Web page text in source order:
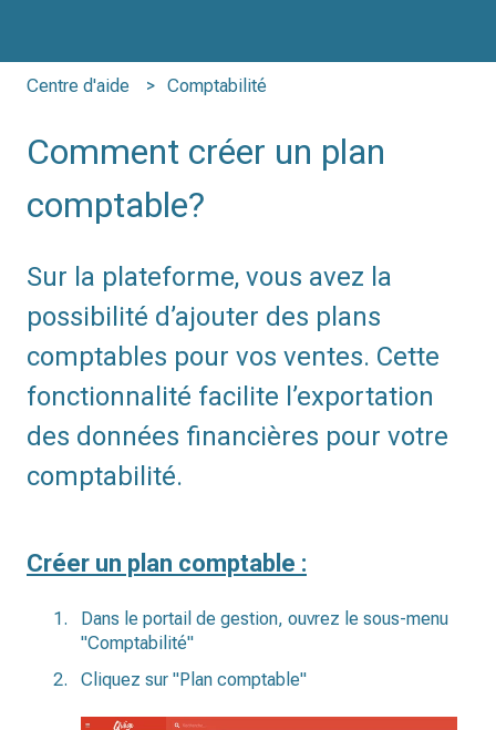
Centre d'aide Comptabilité
Comment créer un plan
comptable?
Sur la plateforme, vous avez la
possibilité d’ajouter des plans
comptables pour vos ventes. Cette
fonctionnalité facilite l’exportation
des données financières pour votre
comptabilité.
Créer un plan comptable :
Dans le portail de gestion, ouvrez le sous-menu
"Comptabilité"
Cliquez sur "Plan comptable"